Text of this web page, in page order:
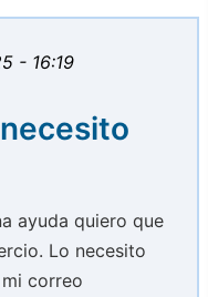
- 16:19
ayuda quiero que
Lo necesito
correo